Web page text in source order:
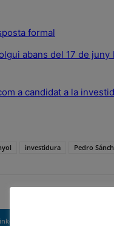
formal
abans del 17 de
a candidat a la
investidura Pedro